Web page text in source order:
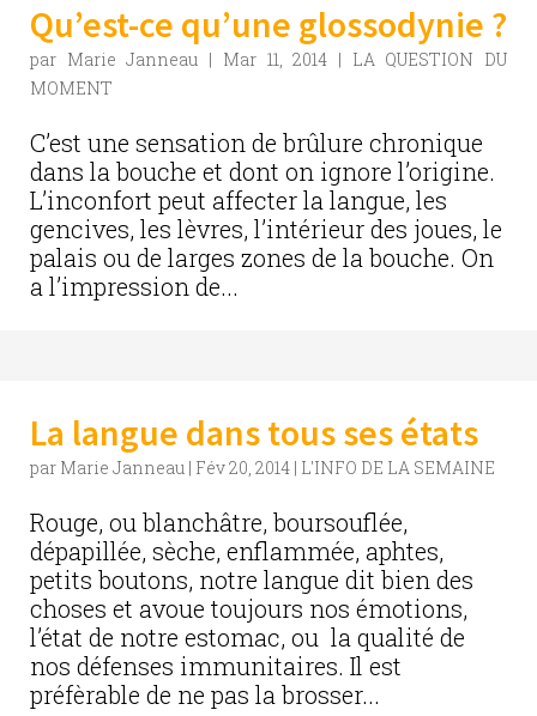
Qu’est-ce qu’une glossodynie ?
par Marie Janneau | Mar 11, 2014 | LA QUESTION DU
MOMENT
C’est une sensation de brûlure chronique
dans la bouche et dont on ignore l’origine.
L’inconfort peut affecter la langue, les
gencives, les lèvres, l’intérieur des joues, le
palais ou de larges zones de la bouche. On
a l’impression de...
La langue dans tous ses états
par Marie Janneau | Fév 20, 2014 | L'INFO DE LA SEMAINE
Rouge, ou blanchâtre, boursouflée,
dépapillée, sèche, enflammée, aphtes,
petits boutons, notre langue dit bien des
choses et avoue toujours nos émotions,
l’état de notre estomac, ou la qualité de
nos défenses immunitaires. Il est
préfèrable de ne pas la brosser...